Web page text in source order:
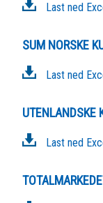
Last ned
SUM NORSKE
Last ned
UTENLANDSKE
Last ned